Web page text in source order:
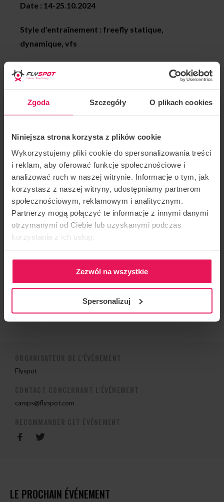
Zgoda Szczegóły O plikach cookies
Niniejsza strona korzysta z plików cookie
Wykorzystujemy pliki cookie do spersonalizowania treści
i reklam, aby oferować funkcje społecznościowe i
analizować ruch w naszej witrynie. Informacje o tym, jak
korzystasz z naszej witryny, udostępniamy partnerom
społecznościowym, reklamowym i analitycznym.
Partnerzy mogą połączyć te informacje z innymi danymi
otrzymanymi od Ciebie lub uzyskanymi podczas
korzystania z ich usług.
Zezwól na wszystkie
Spersonalizuj
Date : 14-25.10.2024
Style d’entraînement : freefly statique,
dynamique, vfs
Les réalisations de Martin :
Unlimited, Catégorie Dynamic 2way
équipe: Mad Ravens, Catégorie: Dynamic 4way
2016 médaille de bronze FAI World Cup, Kategoria:
Freestyle
2015 Médaille d’or White Nights, team: Mad Ravens,
Kategoria Dynamic 4way
Ravens, Kategoria Dynamic 4way
Si vous souhaitez rejoindre le camp ou avez des
Flyspot
camps@flyspot.com
LE PROCHAIN ÉVÉNEMENT